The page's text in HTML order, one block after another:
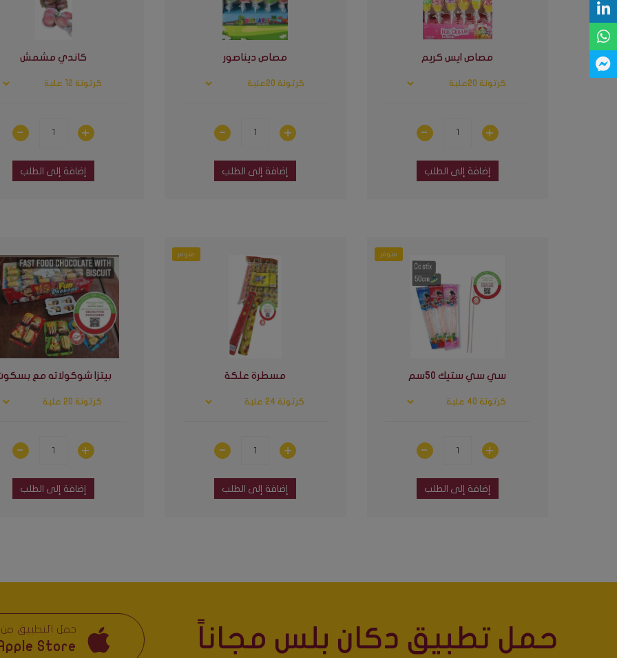
مصاص ايس كريم
إضافة إلى الطلب
مصاص ديناصور
إضافة إلى الطلب
كاندي مشمش
إضافة إلى الطلب
متوفر
سي سي ستيك 50سم
إضافة إلى الطلب
متوفر
مسطرة علكة
إضافة إلى الطلب
بيتزا شوكولاته مع
إضافة إلى الطلب
حمل تطبيق دكان بلس مجاناً حمل التطبيق من
Store